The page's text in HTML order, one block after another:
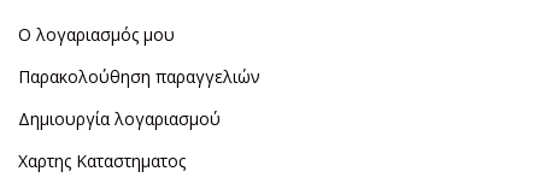
Ο λογαριασμός μου
Παρακολούθηση παραγγελιών
Δημιουργία λογαριασμού
Χαρτης Καταστηματος